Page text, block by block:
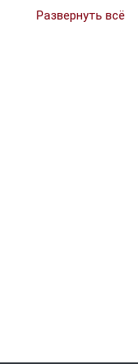
Развернуть всё